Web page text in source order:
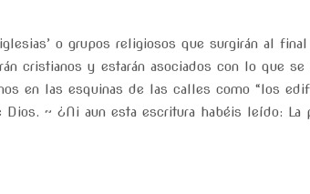
o grupos religiosos que surgirán al
cristianos y estarán asociados con lo que
en las esquinas de las calles como “los
~ ¿Ni aun esta escritura habéis leído: La